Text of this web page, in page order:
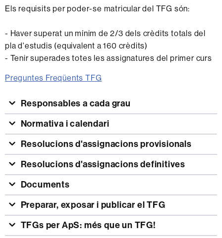
Els requisits per poder-se matricular del TFG són:
- Haver superat un mínim de 2/3 dels crèdits totals del
pla d'estudis (equivalent a 160 crèdits)
- Tenir superades totes les assignatures del primer curs
Preguntes Freqüents TFG
Responsables a cada grau
Normativa i calendari
Resolucions d'assignacions provisionals
Resolucions d'assignacions definitives
Documents
Preparar, exposar i publicar el TFG
TFGs per ApS: més que un TFG!